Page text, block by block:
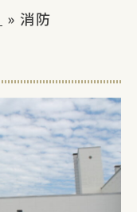
» 消防